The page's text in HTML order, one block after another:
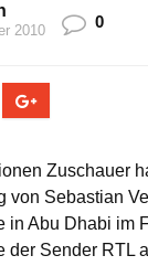
2010 0
Zuschauer
von Sebastian
in Abu Dhabi im
der Sender RTL